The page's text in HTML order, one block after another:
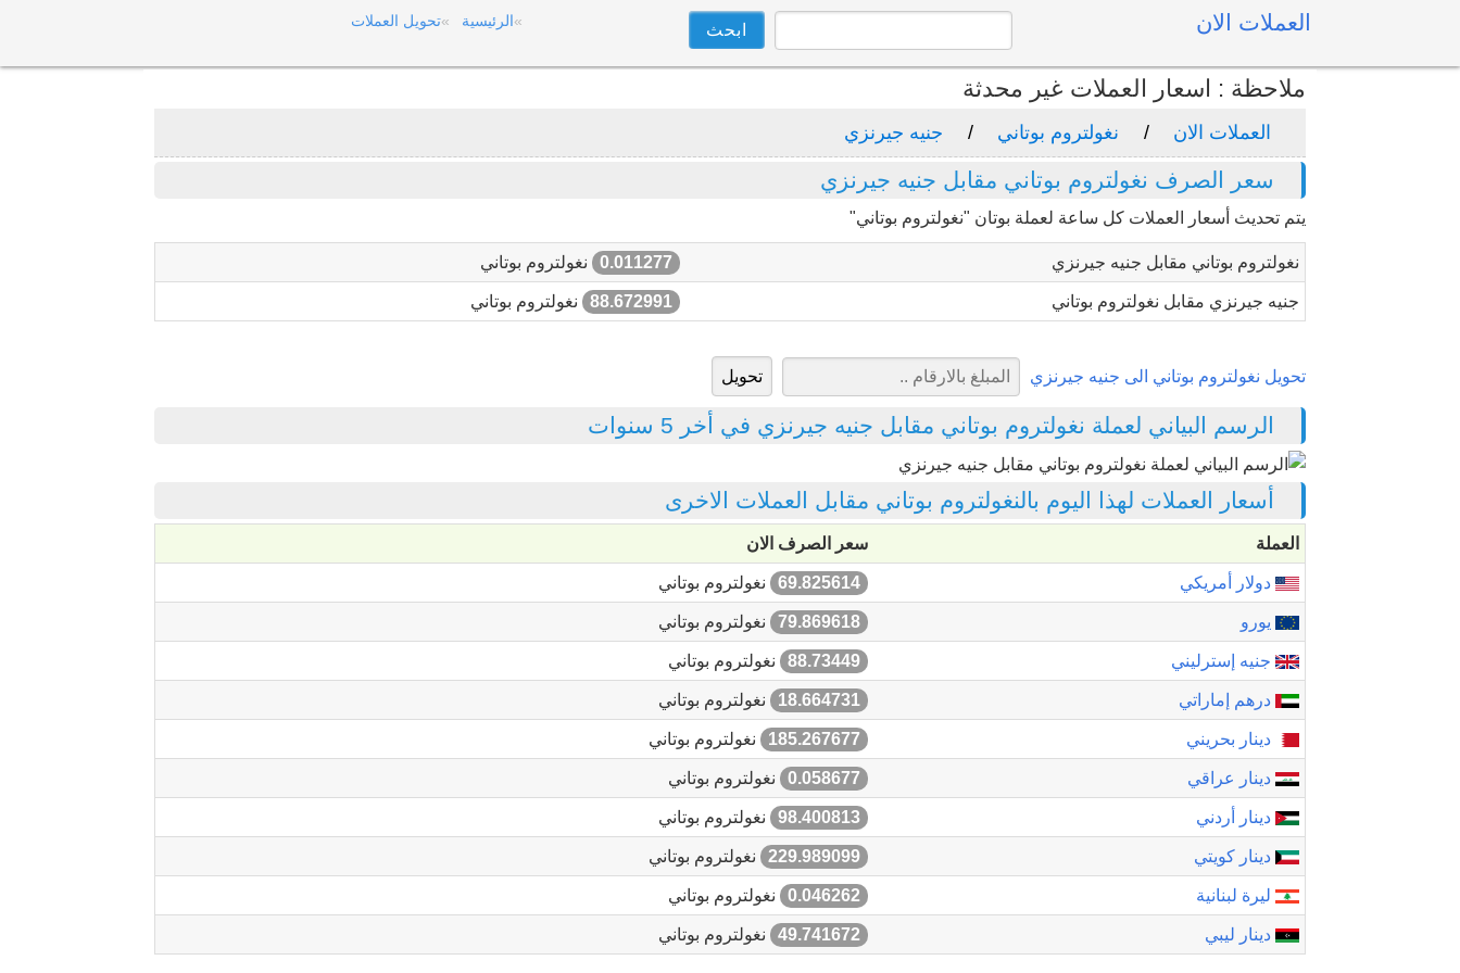
العملات الان الرئيسية تحويل العملات
ملاحظة : اسعار العملات غير محدثة
العملات الان نغولتروم بوتاني جنيه جيرنزي
سعر الصرف نغولتروم بوتاني مقابل جنيه جيرنزي
يتم تحديث أسعار العملات كل ساعة لعملة بوتان "نغولتروم بوتاني"
نغولتروم بوتاني مقابل جنيه جيرنزي 0.011277 نغولتروم بوتاني
جنيه جيرنزي مقابل نغولتروم بوتاني 88.672991 نغولتروم بوتاني
تحويل نغولتروم بوتاني الى جنيه جيرنزي
الرسم البياني لعملة نغولتروم بوتاني مقابل جنيه جيرنزي في أخر 5 سنوات
أسعار العملات لهذا اليوم بالنغولتروم بوتاني مقابل العملات الاخرى
العملة سعر الصرف الان
دولار أمريكي 69.825614 نغولتروم بوتاني
يورو 79.869618 نغولتروم بوتاني
جنيه إسترليني 88.73449 نغولتروم بوتاني
درهم إماراتي 18.664731 نغولتروم بوتاني
دينار بحريني 185.267677 نغولتروم بوتاني
دينار عراقي 0.058677 نغولتروم بوتاني
دينار أردني 98.400813 نغولتروم بوتاني
دينار كويتي 229.989099 نغولتروم بوتاني
ليرة لبنانية 0.046262 نغولتروم بوتاني
دينار ليبي 49.741672 نغولتروم بوتاني